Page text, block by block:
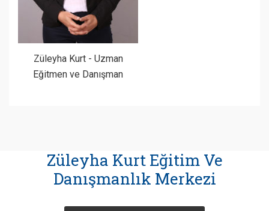
Züleyha Kurt - Uzman
Eğitmen ve Danışman
Züleyha Kurt Eğitim Ve
Danışmanlık Merkezi